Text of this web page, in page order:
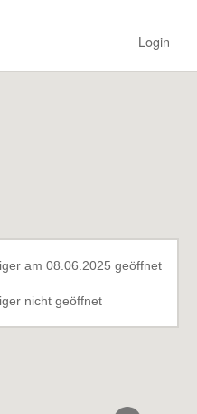
Login
am 08.06.2025 geöffnet
nicht geöffnet